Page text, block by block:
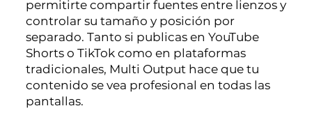
permitirte compartir fuentes entre lienzos y
controlar su tamaño y posición por
separado. Tanto si publicas en YouTube
Shorts o TikTok como en plataformas
tradicionales, Multi Output hace que tu
contenido se vea profesional en todas las
pantallas.